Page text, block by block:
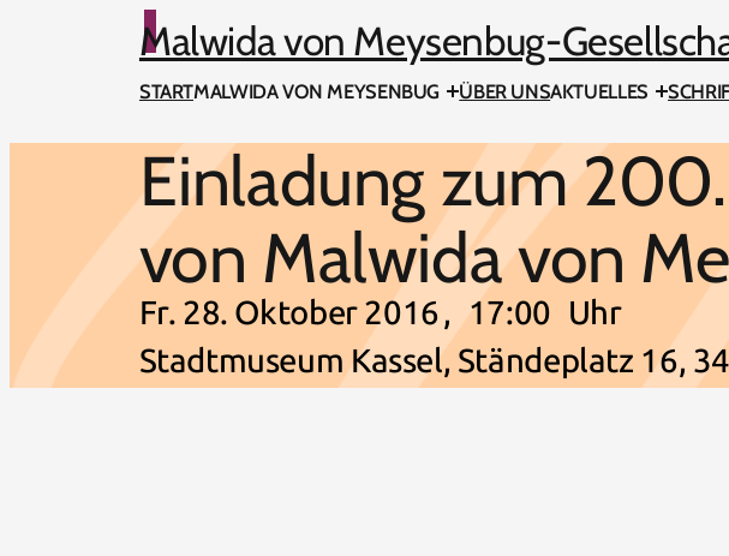
Zum Hauptmenü springen
Zum Hauptmenü springen
Zum Inhalt springen
Zum Fußbereich springen
Malwida von Meysenbug-
STARTMALWIDA VON MEYSENBUG ÜBER UNSAKTUELLES
Einladung zum
von Malwida von
Fr. 28. Oktober 2016, 17:00 Uhr
Stadtmuseum Kassel, Ständeplatz 16,